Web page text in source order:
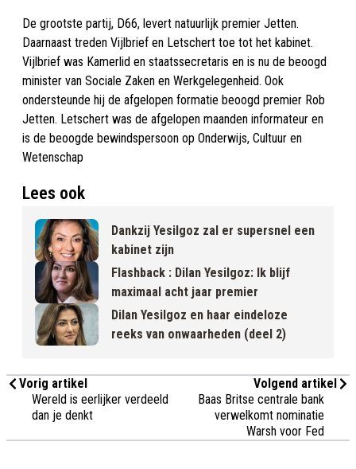
De grootste partij, D66, levert natuurlijk premier Jetten.
Daarnaast treden Vijlbrief en Letschert toe tot het kabinet.
Vijlbrief was Kamerlid en staatssecretaris en is nu de beoogd
minister van Sociale Zaken en Werkgelegenheid. Ook
ondersteunde hij de afgelopen formatie beoogd premier Rob
Jetten. Letschert was de afgelopen maanden informateur en
is de beoogde bewindspersoon op Onderwijs, Cultuur en
Wetenschap
Lees ook
Dankzij Yesilgoz zal er supersnel een
kabinet zijn
Flashback : Dilan Yesilgoz: Ik blijf
maximaal acht jaar premier
Dilan Yesilgoz en haar eindeloze
reeks van onwaarheden (deel 2)
Vorig artikel
Wereld is eerlijker verdeeld
dan je denkt
Volgend artikel
Baas Britse centrale bank
verwelkomt nominatie
Warsh voor Fed